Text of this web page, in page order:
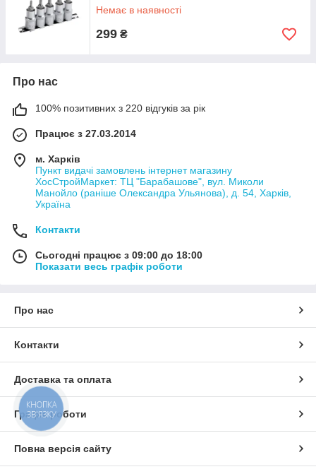
Немає в наявності
299 ₴
Про нас
100% позитивних з 220 відгуків за рік
Працює з 27.03.2014
м. Харків
Пункт видачі замовлень інтернет магазину
ХосСтройМаркет: ТЦ "Барабашове", вул. Миколи
Манойло (раніше Олександра Ульянова), д. 54, Харків,
Україна
Контакти
Сьогодні працює з 09:00 до 18:00
Показати весь графік роботи
Про нас
Контакти
Доставка та оплата
Графік роботи
Повна версія сайту
КНОПКА
ЗВ'ЯЗКУ